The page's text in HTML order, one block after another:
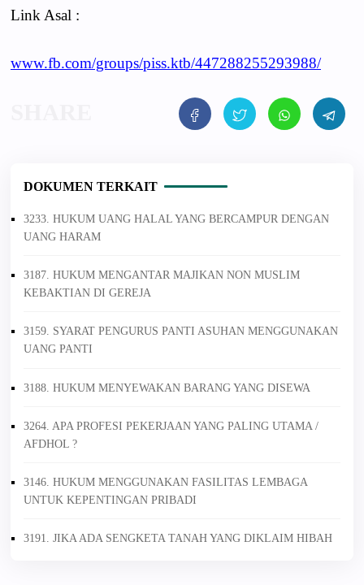
Link Asal :
www.fb.com/groups/piss.ktb/447288255293988/
DOKUMEN TERKAIT
3233. HUKUM UANG HALAL YANG BERCAMPUR DENGAN
UANG HARAM
3187. HUKUM MENGANTAR MAJIKAN NON MUSLIM
KEBAKTIAN DI GEREJA
3159. SYARAT PENGURUS PANTI ASUHAN MENGGUNAKAN
UANG PANTI
3188. HUKUM MENYEWAKAN BARANG YANG DISEWA
3264. APA PROFESI PEKERJAAN YANG PALING UTAMA /
AFDHOL ?
3146. HUKUM MENGGUNAKAN FASILITAS LEMBAGA
UNTUK KEPENTINGAN PRIBADI
3191. JIKA ADA SENGKETA TANAH YANG DIKLAIM HIBAH